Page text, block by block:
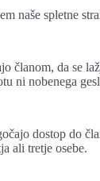
naše spletne
članom, da se
ni nobenega
dostop do
ali tretje osebe.